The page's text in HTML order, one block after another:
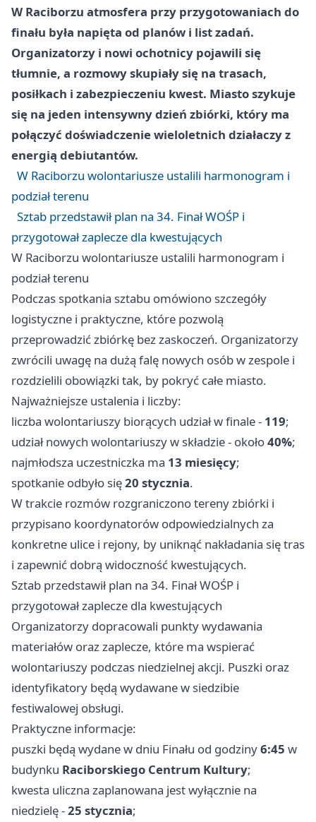
W Raciborzu atmosfera przy przygotowaniach do
finału była napięta od planów i list zadań.
Organizatorzy i nowi ochotnicy pojawili się
tłumnie, a rozmowy skupiały się na trasach,
posiłkach i zabezpieczeniu kwest. Miasto szykuje
się na jeden intensywny dzień zbiórki, który ma
połączyć doświadczenie wieloletnich działaczy z
energią debiutantów.
W Raciborzu wolontariusze ustalili harmonogram i
podział terenu
Sztab przedstawił plan na 34. Finał WOŚP i
przygotował zaplecze dla kwestujących
W Raciborzu wolontariusze ustalili harmonogram i
podział terenu
Podczas spotkania sztabu omówiono szczegóły
logistyczne i praktyczne, które pozwolą
przeprowadzić zbiórkę bez zaskoczeń. Organizatorzy
zwrócili uwagę na dużą falę nowych osób w zespole i
rozdzielili obowiązki tak, by pokryć całe miasto.
Najważniejsze ustalenia i liczby:
liczba wolontariuszy biorących udział w finale - 119;
udział nowych wolontariuszy w składzie - około40%;
najmłodsza uczestniczka ma 13 miesięcy;
spotkanie odbyło się20 stycznia.
W trakcie rozmów rozgraniczono tereny zbiórki i
przypisano koordynatorów odpowiedzialnych za
konkretne ulice i rejony, by uniknąć nakładania się tras
i zapewnić dobrą widoczność kwestujących.
Sztab przedstawił plan na 34. Finał WOŚP i
przygotował zaplecze dla kwestujących
Organizatorzy dopracowali punkty wydawania
materiałów oraz zaplecze, które ma wspierać
wolontariuszy podczas niedzielnej akcji. Puszki oraz
identyfikatory będą wydawane w siedzibie
festiwalowej obsługi.
Praktyczne informacje:
puszki będą wydane w dniu Finału od godziny6:45 w
budynku Raciborskiego Centrum Kultury;
kwesta uliczna zaplanowana jest wyłącznie na
niedzielę -25 stycznia;